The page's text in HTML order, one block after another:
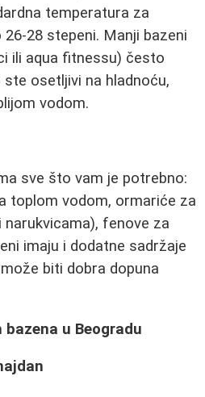
temperatura za
28 stepeni. Manji bazeni
ili aqua fitnessu) često
osetljivi na hladnoću,
vodom.
sve što vam je potrebno:
toplom vodom, ormariće za
fenove za
imaju i dodatne sadržaje
biti dobra dopuna
u Beogradu